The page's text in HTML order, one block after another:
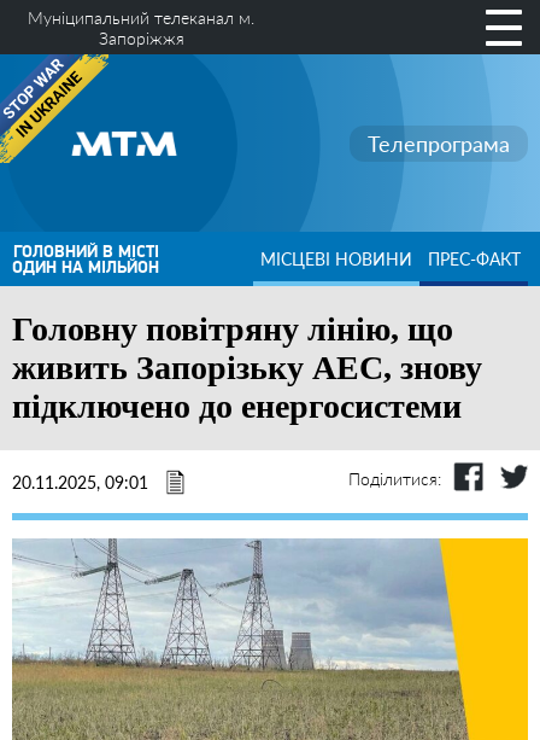
Муніципальний телеканал м.
Запоріжжя
Телепрограма
ГОЛОВНИЙ В МІСТІ
ОДИН НА МІЛЬЙОН МІСЦЕВІ НОВИНИ ПРЕС-ФАКТ
Головну повітряну лінію, що
живить Запорізьку АЕС, знову
підключено до енергосистеми
20.11.2025, 09:01 Поділитися: